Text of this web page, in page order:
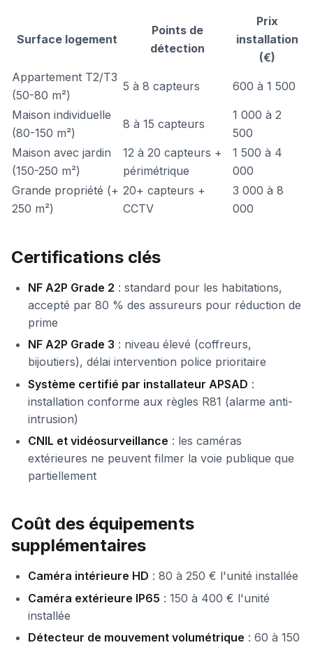
Surface logement
Points de
détection
Prix
installation
(€)
Appartement T2/T3
(50-80 m²)
5 à 8 capteurs 600 à 1 500
Maison individuelle
(80-150 m²)
8 à 15 capteurs
1 000 à 2
500
Maison avec jardin
(150-250 m²)
12 à 20 capteurs +
périmétrique
1 500 à 4
000
Grande propriété (+
250 m²)
20+ capteurs +
CCTV
3 000 à 8
000
Certifications clés
NF A2P Grade 2 : standard pour les habitations,
accepté par 80 % des assureurs pour réduction de
prime
NF A2P Grade 3 : niveau élevé (coffreurs,
bijoutiers), délai intervention police prioritaire
Système certifié par installateur APSAD :
installation conforme aux règles R81 (alarme anti-
intrusion)
CNIL et vidéosurveillance : les caméras
extérieures ne peuvent filmer la voie publique que
partiellement
Coût des équipements
supplémentaires
Caméra intérieure HD : 80 à 250 € l'unité installée
Caméra extérieure IP65 : 150 à 400 € l'unité
installée
Détecteur de mouvement volumétrique : 60 à 150